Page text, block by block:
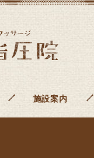
施設案内